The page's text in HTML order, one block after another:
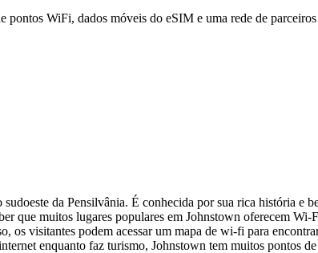
pontos WiFi, dados móveis do eSIM e uma rede de
da Pensilvânia. É conhecida por sua rica história e
que muitos lugares populares em Johnstown oferecem
os visitantes podem acessar um mapa de wi-fi para
enquanto faz turismo, Johnstown tem muitos pontos